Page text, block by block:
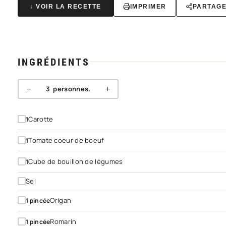
↓ VOIR LA RECETTE IMPRIMER
INGRÉDIENTS
− 3 personnes. +
1Carotte
1Tomate coeur de boeuf
1Cube de bouillon de légumes
Sel
1 pincéeOrigan
1 pincéeRomarin